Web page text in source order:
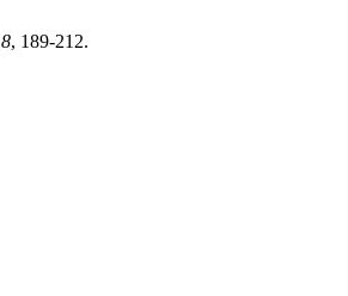
8, 189-212.